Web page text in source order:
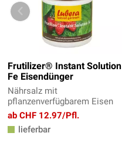
Frutilizer® Instant Solution
Fe Eisendünger
Nährsalz mit
pflanzenverfügbarem Eisen
ab CHF 12.97/Pfl.
lieferbar